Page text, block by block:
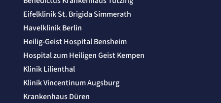
Eifelklinik St. Brigida Simmerath
Havelklinik Berlin
Heilig-Geist Hospital Bensheim
Hospital zum Heiligen Geist Kempen
Klinik Lilienthal
Klinik Vincentinum Augsburg
Krankenhaus Düren
STATISTIK
Statistik Cookies erfassen Informationen
anonym. Diese Informationen helfen uns
zu verstehen, wie unsere Besucher unsere
Website nutzen.
etracker Analytics